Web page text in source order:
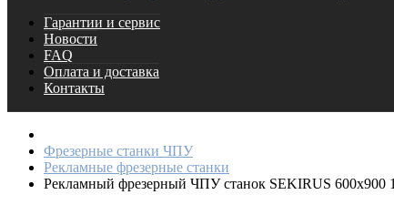
Гарантии и сервис
Новости
FAQ
Оплата и доставка
Контакты
Фрезерные станки ЧПУ
Рекламные фрезерные станки
Рекламный фрезерный ЧПУ станок SEKIRUS 600x900